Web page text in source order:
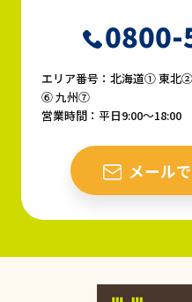
エリア番号：北海道① 東
⑥ 九州⑦
営業時間：平日9:00〜18:00
メール